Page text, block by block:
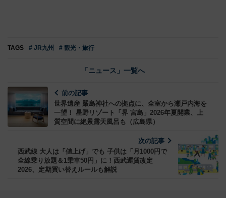
TAGS # JR九州 # 観光・旅行
「ニュース」一覧へ
前の記事
世界遺産 嚴島神社への拠点に、全室から瀬戸内海を
一望！ 星野リゾート「界 宮島」2026年夏開業、上
質空間に絶景露天風呂も（広島県）
次の記事
西武線 大人は「値上げ」でも 子供は「月1000円で
全線乗り放題＆1乗車50円」に！西武運賃改定
2026、定期買い替えルールも解説